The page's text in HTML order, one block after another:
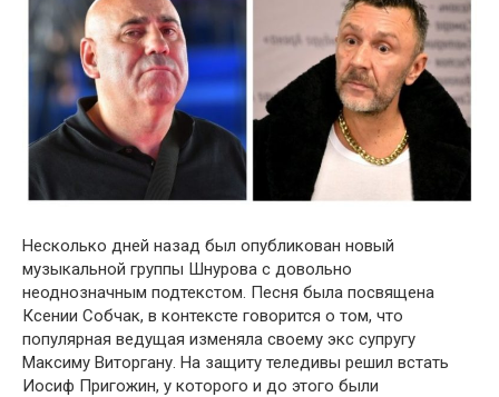
Несколько дней назад был опубликован новый
музыкальной группы Шнурова с довольно
неоднозначным подтекстом. Песня была посвящена
Ксении Собчак, в контексте говорится о том, что
популярная ведущая изменяла своему экс супругу
Максиму Виторгану. На защиту теледивы решил встать
Иосиф Пригожин, у которого и до этого были